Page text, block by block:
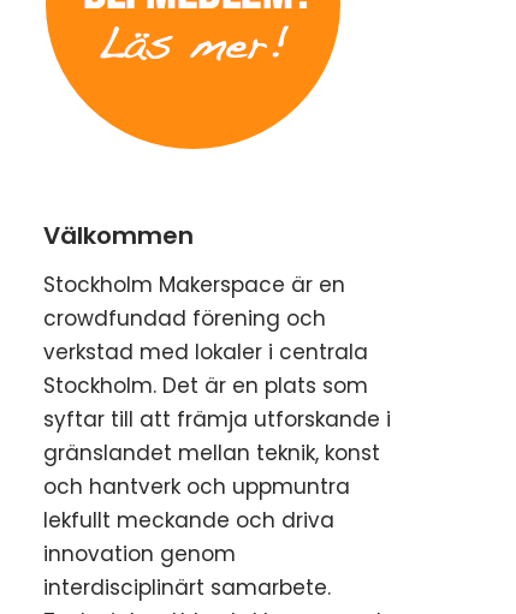
Välkommen
Stockholm Makerspace är en
crowdfundad förening och
verkstad med lokaler i centrala
Stockholm. Det är en plats som
syftar till att främja utforskande i
gränslandet mellan teknik, konst
och hantverk och uppmuntra
lekfullt meckande och driva
innovation genom
interdisciplinärt samarbete.